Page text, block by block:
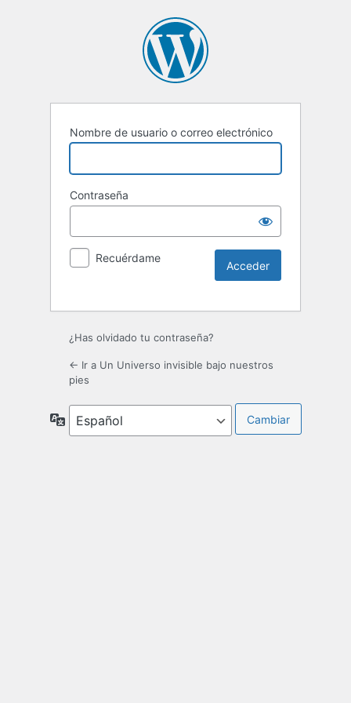
Nombre de usuario o correo electrónico
Contraseña
Recuérdame
¿Has olvidado tu contraseña?
← Ir a Un Universo invisible bajo nuestros
pies
Idioma